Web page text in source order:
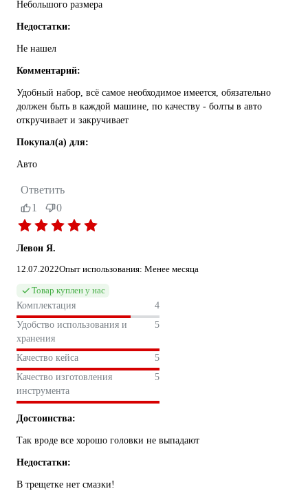
Небольшого размера
Недостатки:
Не нашел
Комментарий:
Удобный набор, всё самое необходимое имеется, обязательно
должен быть в каждой машине, по качеству - болты в авто
откручивает и закручивает
Покупал(а) для:
Авто
Ответить
1
0
Левон Я.
12.07.2022Опыт использования: Менее месяца
Товар куплен у нас
Комплектация
4
Удобство использования и
хранения
5
Качество кейса
5
Качество изготовления
инструмента
5
Достоинства:
Так вроде все хорошо головки не выпадают
Недостатки:
В трещетке нет смазки!